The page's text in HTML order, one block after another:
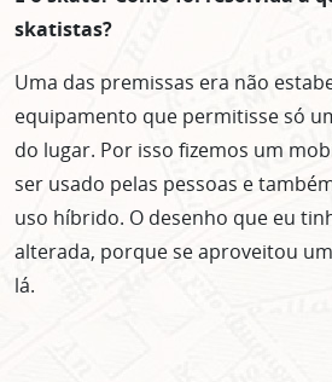
skatistas?
Uma das premissas era não
equipamento que permitisse só
do lugar. Por isso fizemos um
ser usado pelas pessoas e
uso híbrido. O desenho que eu
alterada, porque se aproveitou
lá.
não